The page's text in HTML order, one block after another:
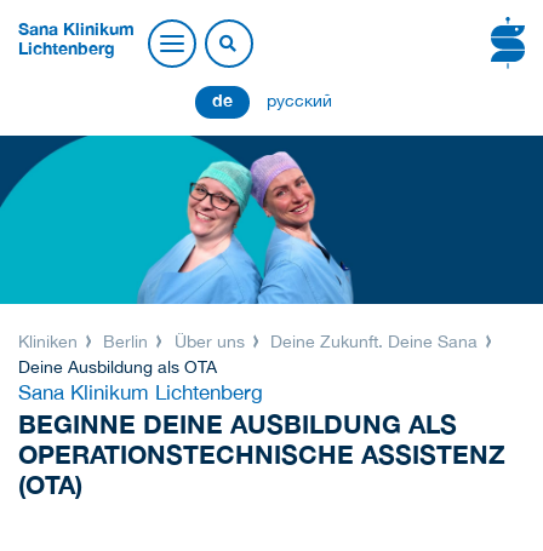
Sana Klinikum
Lichtenberg
de русский
Kliniken Berlin Über uns
Deine Zukunft. Deine Sana
Deine Ausbildung als OTA
Sana Klinikum Lichtenberg
BEGINNE DEINE AUSBILDUNG ALS
OPERATIONSTECHNISCHE ASSISTENZ
(OTA)